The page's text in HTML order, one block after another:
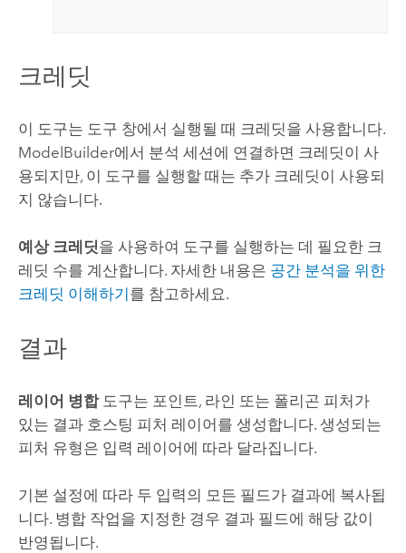
크레딧
이 도구는 도구 창에서 실행될 때 크레딧을 사용합니다.
ModelBuilder에서 분석 세션에 연결하면 크레딧이 사
용되지만, 이 도구를 실행할 때는 추가 크레딧이 사용되
지 않습니다.
예상 크레딧을 사용하여 도구를 실행하는 데 필요한 크
레딧 수를 계산합니다. 자세한 내용은 공간 분석을 위한
크레딧 이해하기 를 참고하세요.
결과
레이어 병합도구는 포인트, 라인 또는 폴리곤 피처가
있는 결과 호스팅 피처 레이어를 생성합니다. 생성되는
피처 유형은 입력 레이어에 따라 달라집니다.
기본 설정에 따라 두 입력의 모든 필드가 결과에 복사됩
니다. 병합 작업을 지정한 경우 결과 필드에 해당 값이
반영됩니다.